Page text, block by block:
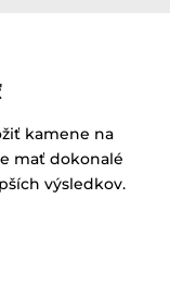
kamene na
mať dokonalé
výsledkov.